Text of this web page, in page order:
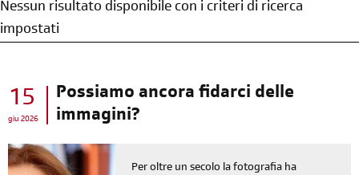
Nessun risultato disponibile con i criteri di ricerca
impostati
15
giu 2026
Possiamo ancora fidarci delle
immagini?
Per oltre un secolo la fotografia ha